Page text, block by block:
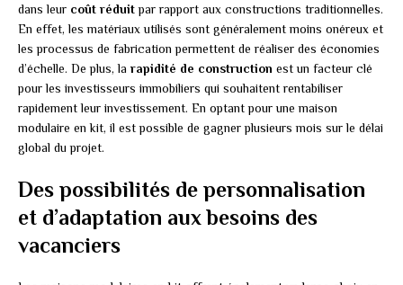
dans leur coût réduitpar rapport aux constructions traditionnelles.
En effet, les matériaux utilisés sont généralement moins onéreux et
les processus de fabrication permettent de réaliser des économies
d’échelle. De plus, la rapidité de construction est un facteur clé
pour les investisseurs immobiliers qui souhaitent rentabiliser
rapidement leur investissement. En optant pour une maison
modulaire en kit, il est possible de gagner plusieurs mois sur le délai
global du projet.
Des possibilités de personnalisation
et d’adaptation aux besoins des
vacanciers